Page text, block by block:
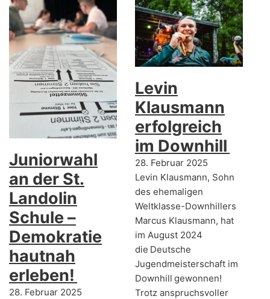
Juniorwahl
an der St.
Landolin
Schule –
Demokratie
hautnah
erleben!
28. Februar 2025
Levin
Klausmann
erfolgreich
im Downhill
28. Februar 2025
Levin Klausmann, Sohn
des ehemaligen
Weltklasse-Downhillers
Marcus Klausmann, hat
im August 2024
die Deutsche
Jugendmeisterschaft im
Downhill gewonnen!
Trotz anspruchsvoller